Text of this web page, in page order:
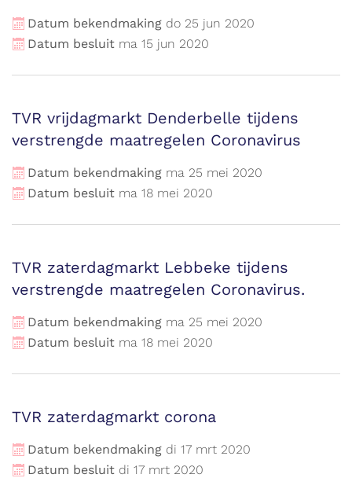
Datum bekendmaking do 25 jun 2020
Datum besluit ma 15 jun 2020
TVR vrijdagmarkt Denderbelle tijdens
verstrengde maatregelen Coronavirus
Datum bekendmaking ma 25 mei 2020
Datum besluit ma 18 mei 2020
TVR zaterdagmarkt Lebbeke tijdens
verstrengde maatregelen Coronavirus.
Datum bekendmaking ma 25 mei 2020
Datum besluit ma 18 mei 2020
TVR zaterdagmarkt corona
Datum bekendmaking di 17 mrt 2020
Datum besluit di 17 mrt 2020